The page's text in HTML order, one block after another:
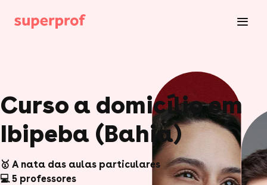
Curso a domicílio em
Ibipeba (Bahia)
🥇 A nata das aulas particulares
💻 5 professores